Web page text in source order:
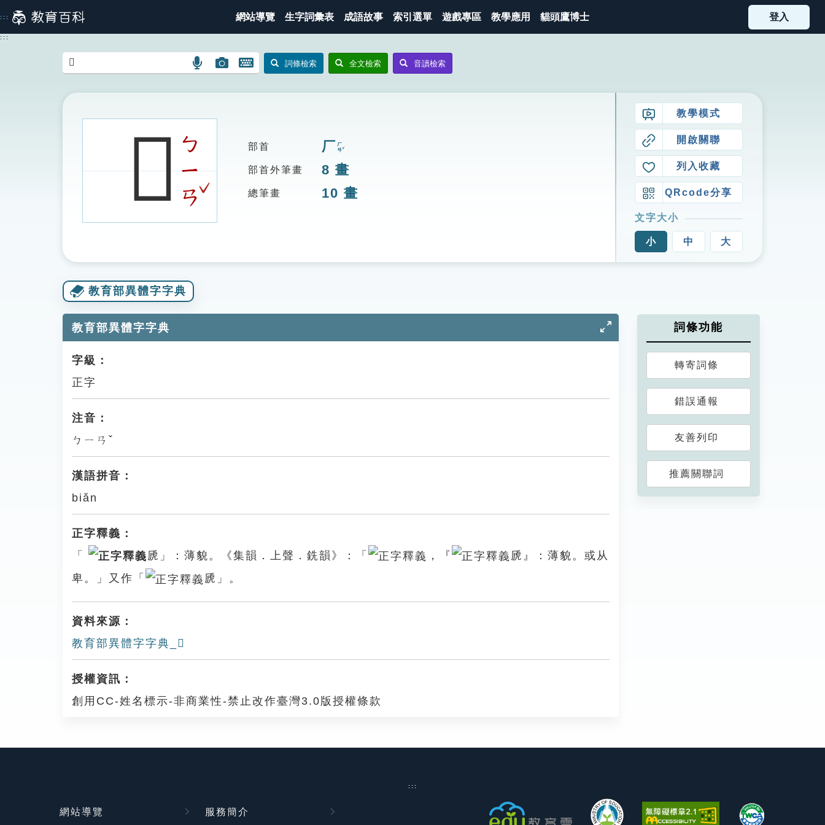
到
主
::: 網站導覽 生字詞彙表 成語故事 索引選單 遊戲專區 教學應用 貓頭鷹博士 登入
:::
語
搜
圖
圖
搜
開
鍵
詞條檢索 全文檢索 音讀檢索
𠩲ㄅ
ㄧ
ㄢ
ˇ
部首 厂ㄏㄢˇ
部首外筆畫 8 畫
總筆畫 10 畫
教學模式
開啟關聯
列入收藏
QRcode分享
文字大小
小 中 大
教育部異體字字典
教育部異體字字典
字級：
正字
注音：
ㄅㄧㄢˇ
漢語拼音：
biǎn
正字釋義：
「
虒」：薄貌。《集韻．上聲．銑韻》：「 ，『
虒』：薄貌。或从
卑。」又作「
虒」。
資料來源：
教育部異體字字典_𠩲
授權資訊：
創用CC-姓名標示-非商業性-禁止改作臺灣3.0版授權條款
詞條功能
轉寄詞條
錯誤通報
友善列印
推薦關聯詞
:::
網站導覽 服務簡介